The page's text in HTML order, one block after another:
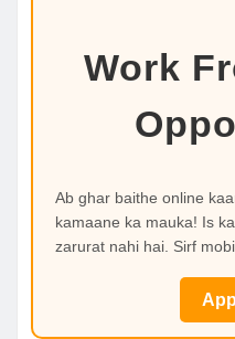
Work
Ab ghar baithe online
kamaane ka mauka! Is
zarurat nahi hai. Sirf